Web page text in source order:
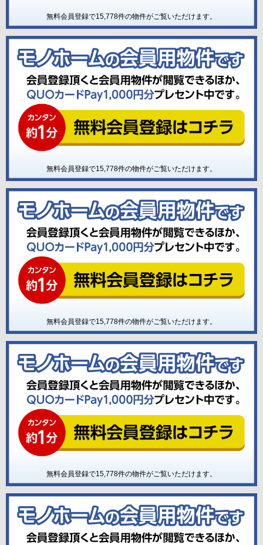
無料会員登録で15,778件の物件がご覧いただけます。
無料会員登録で15,778件の物件がご覧いただけます。
無料会員登録で15,778件の物件がご覧いただけます。
無料会員登録で15,778件の物件がご覧いただけます。